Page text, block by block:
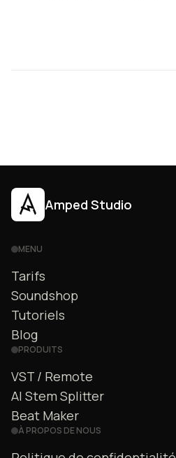
Amped Studio
MENU
Tarifs
Soundshop
Tutoriels
Blog
PRODUITS
VST / Remote
AI Stem Splitter
Beat Maker
À PROPOS DE NOUS